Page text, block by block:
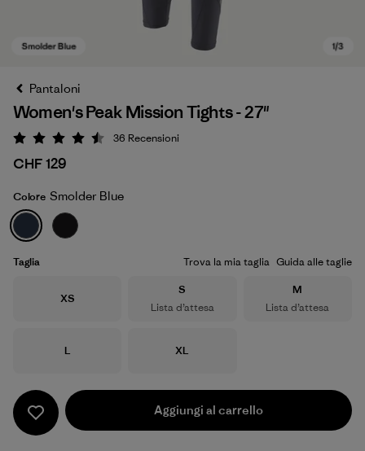
Smolder Blue
Pantaloni
Women's Peak Mission Tights - 27"
Valutazione: 4.5 / 5
36 Recensioni
CHF 129
Colore Smolder Blue
Taglia Trova la mia taglia Guida alle taglie
Taglia
XS
Taglia
S
Lista d’attesa
Taglia
M
Lista d’attesa
Taglia
L Taglia
XL
Aggiungi al carrello